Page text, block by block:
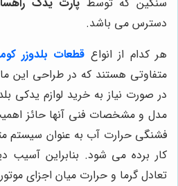
دسترس می باشد.
هر کدام از انواع قطعات بلدوزر
متفاوتی هستند که در طراحی این
در صورت نیاز به خرید لوازم یدکی
مدل و مشخصات فنی آنها حائز
فشنگی حرارت آب به عنوان سیستم
کار برده می شود. بنابراین آسیب
تعادل گرما و حرارت میان اجزای